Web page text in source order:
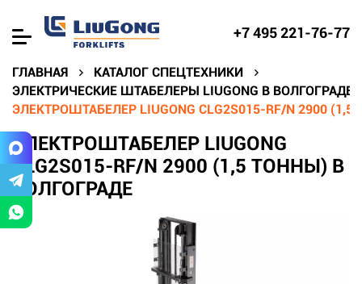
+7 495 221-76-77
ГЛАВНАЯ
КАТАЛОГ СПЕЦТЕХНИКИ
ЭЛЕКТРИЧЕСКИЕ ШТАБЕЛЕРЫ LIUGONG В ВОЛГОГРАДЕ
ЭЛЕКТРОШТАБЕЛЕР LIUGONG CLG2S015-RF/N 2900
ЭЛЕКТРОШТАБЕЛЕР LIUGONG
CLG2S015-RF/N 2900 (1,5 ТОННЫ) В
ВОЛГОГРАДЕ